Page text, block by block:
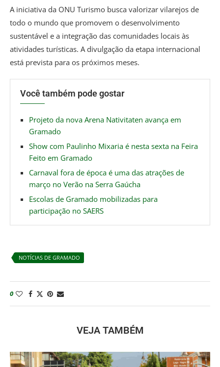
A iniciativa da ONU Turismo busca valorizar vilarejos de
todo o mundo que promovem o desenvolvimento
sustentável e a integração das comunidades locais às
atividades turísticas. A divulgação da etapa internacional
está prevista para os próximos meses.
Você também pode gostar
Projeto da nova Arena Nativitaten avança em
Gramado
Show com Paulinho Mixaria é nesta sexta na Feira
Feito em Gramado
Carnaval fora de época é uma das atrações de
março no Verão na Serra Gaúcha
Escolas de Gramado mobilizadas para
participação no SAERS
NOTÍCIAS DE GRAMADO
0
VEJA TAMBÉM